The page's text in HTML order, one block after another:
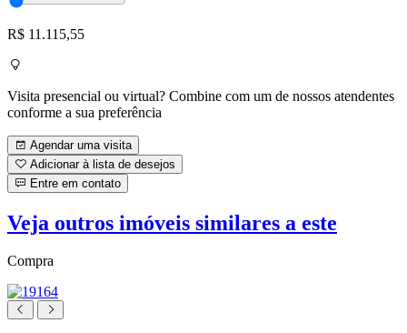
R$ 11.115,55
Visita presencial ou virtual? Combine com um de nossos atendentes
conforme a sua preferência
Agendar uma visita
Adicionar à lista de desejos
Entre em contato
Veja outros imóveis similares a este
Compra